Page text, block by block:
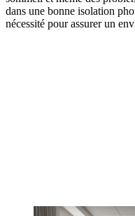
dans une bonne isolation
nécessité pour assurer un